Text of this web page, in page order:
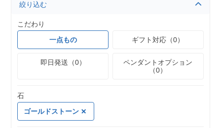
絞り込む
こだわり
一点もの
ギフト対応（0）
即日発送（0）
ペンダントオプション
（0）
石
ゴールドストーン